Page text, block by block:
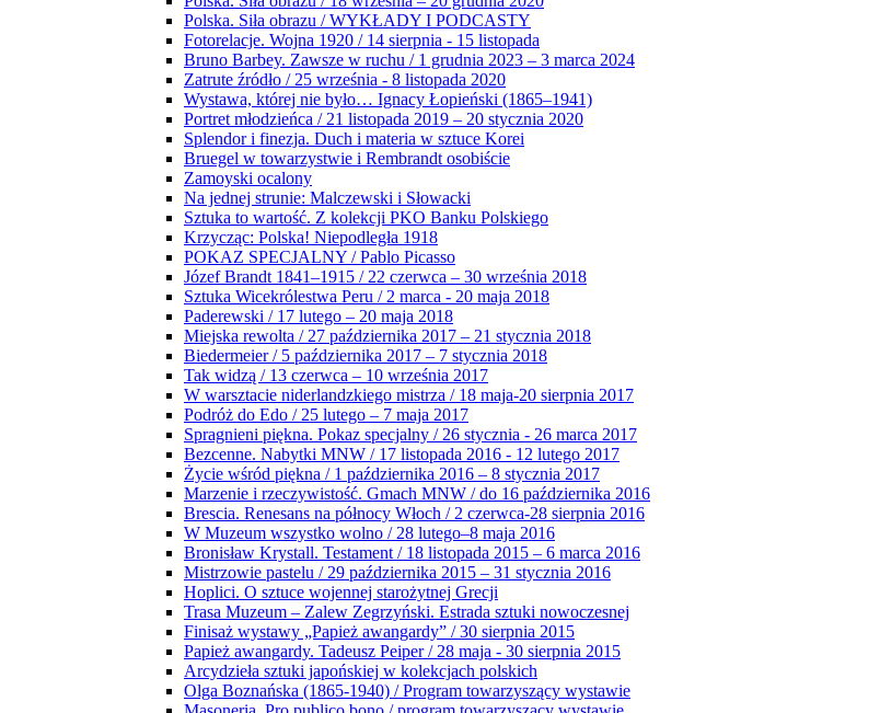
Polska. Siła obrazu / WYKŁADY I PODCASTY
Fotorelacje. Wojna 1920 / 14 sierpnia - 15 listopada
Bruno Barbey. Zawsze w ruchu / 1 grudnia 2023 – 3 marca 2024
Zatrute źródło / 25 września - 8 listopada 2020
Wystawa, której nie było… Ignacy Łopieński (1865–1941)
Portret młodzieńca / 21 listopada 2019 – 20 stycznia 2020
Splendor i finezja. Duch i materia w sztuce Korei
Bruegel w towarzystwie i Rembrandt osobiście
Zamoyski ocalony
Na jednej strunie: Malczewski i Słowacki
Sztuka to wartość. Z kolekcji PKO Banku Polskiego
Krzycząc: Polska! Niepodległa 1918
POKAZ SPECJALNY / Pablo Picasso
Józef Brandt 1841–1915 / 22 czerwca – 30 września 2018
Sztuka Wicekrólestwa Peru / 2 marca - 20 maja 2018
Paderewski / 17 lutego – 20 maja 2018
Miejska rewolta / 27 października 2017 – 21 stycznia 2018
Biedermeier / 5 października 2017 – 7 stycznia 2018
Tak widzą / 13 czerwca – 10 września 2017
W warsztacie niderlandzkiego mistrza / 18 maja-20 sierpnia 2017
Podróż do Edo / 25 lutego – 7 maja 2017
Spragnieni piękna. Pokaz specjalny / 26 stycznia - 26 marca 2017
Bezcenne. Nabytki MNW / 17 listopada 2016 - 12 lutego 2017
Życie wśród piękna / 1 października 2016 – 8 stycznia 2017
Marzenie i rzeczywistość. Gmach MNW / do 16 października 2016
Brescia. Renesans na północy Włoch / 2 czerwca-28 sierpnia 2016
W Muzeum wszystko wolno / 28 lutego–8 maja 2016
Bronisław Krystall. Testament / 18 listopada 2015 – 6 marca 2016
Mistrzowie pastelu / 29 października 2015 – 31 stycznia 2016
Hoplici. O sztuce wojennej starożytnej Grecji
Trasa Muzeum – Zalew Zegrzyński. Estrada sztuki nowoczesnej
Finisaż wystawy „Papież awangardy” / 30 sierpnia 2015
Papież awangardy. Tadeusz Peiper / 28 maja - 30 sierpnia 2015
Arcydzieła sztuki japońskiej w kolekcjach polskich
Olga Boznańska (1865-1940) / Program towarzyszący wystawie